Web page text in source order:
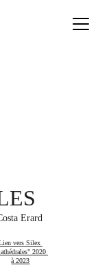
Erard
vers Silex
2020
à 2023